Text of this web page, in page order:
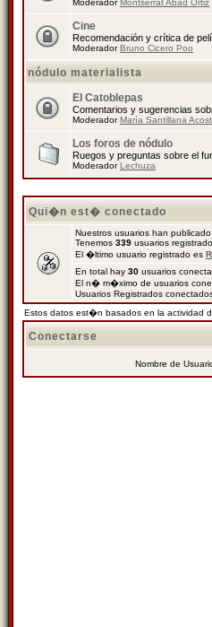
ModeradorMontserrat Abad Ortiz
Cine
Recomendación y crítica de
ModeradorBruno Cicero Poo
nódulo materialista
El Catoblepas
Comentarios y sugerencias
ModeradorMaría Santillana
Los foros de nódulo
Ruegos y preguntas sobre el
ModeradorLechuza
Qui�n est� conectado
Nuestros usuarios han
Tenemos 339 usuarios
El �ltimo usuario registrado es
En total hay 30 usuarios
El n� m�ximo de usuarios
Usuarios Registrados
Estos datos est�n basados en la actividad
Conectarse
Nombre de